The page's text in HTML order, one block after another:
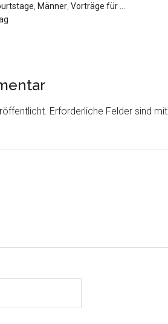
Männer Vorträge für ...
Erforderliche Felder sind mit